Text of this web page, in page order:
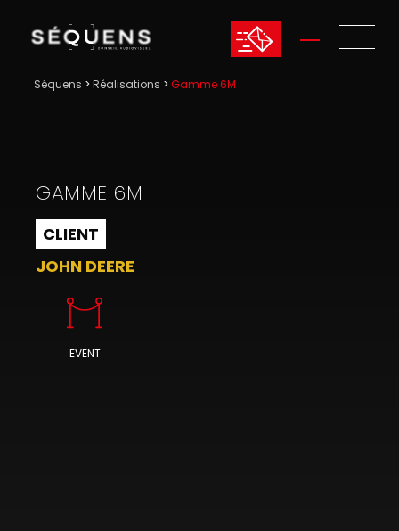
Séquens >Réalisations >Gamme 6M
GAMME 6M
CLIENT
JOHN DEERE
EVENT